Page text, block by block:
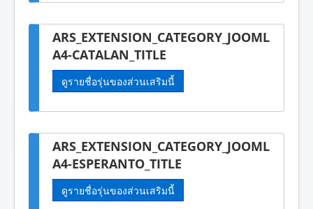
ARS_EXTENSION_CATEGORY_JOOML
A4-CATALAN_TITLE
ดูรายชื่อรุ่นของส่วนเสริมนี้
ARS_EXTENSION_CATEGORY_JOOML
A4-ESPERANTO_TITLE
ดูรายชื่อรุ่นของส่วนเสริมนี้